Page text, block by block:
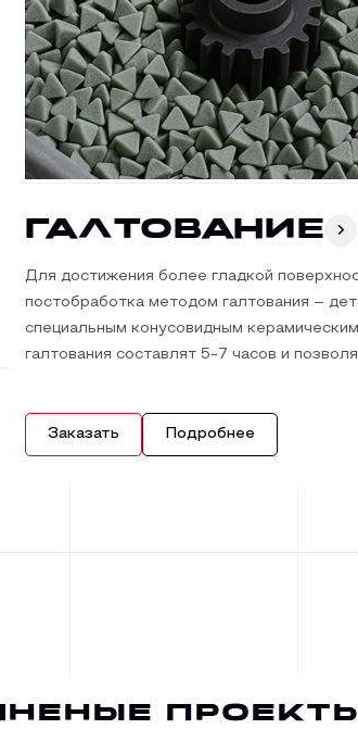
Галтование
Для достижения более гладкой
постобработка методом галтования –
специальным конусовидным
галтования составлят 5-7 часов и
Заказать Подробнее